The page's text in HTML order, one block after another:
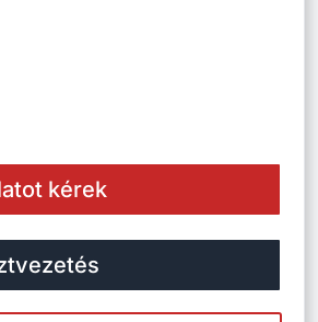
kérek